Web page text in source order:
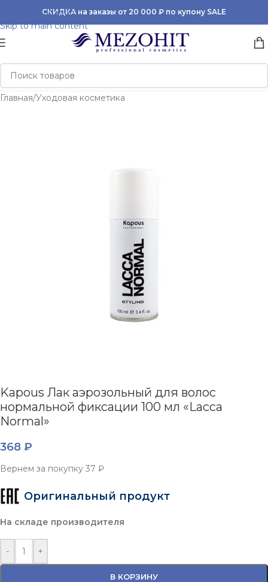
Skip to navigation
Skip to main content
СКИДКА на заказы от 20 000 ₽ по купону SALE
Главная/Уходовая косметика
Kapous Лак аэрозольный для волос
нормальной фиксации 100 мл «Lacca
Normal»
368 ₽
Вернем за покупку 37 ₽
Оригинальный продукт
На складе производителя
- +
В КОРЗИНУ